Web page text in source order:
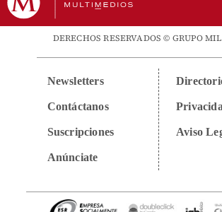
DERECHOS RESERVADOS © GRUPO
Newsletters
Contáctanos
Suscripciones
Anúnciate
Aviso